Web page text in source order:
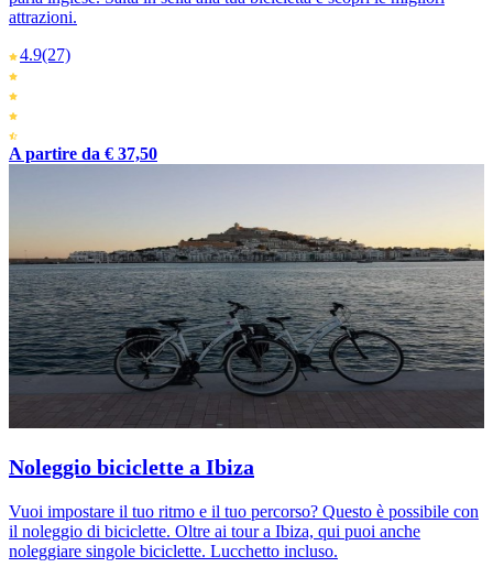
attrazioni.
4.9(27)
A partire da € 37,50
Noleggio biciclette a Ibiza
Vuoi impostare il tuo ritmo e il tuo percorso? Questo è possibile con
il noleggio di biciclette. Oltre ai tour a Ibiza, qui puoi anche
noleggiare singole biciclette. Lucchetto incluso.